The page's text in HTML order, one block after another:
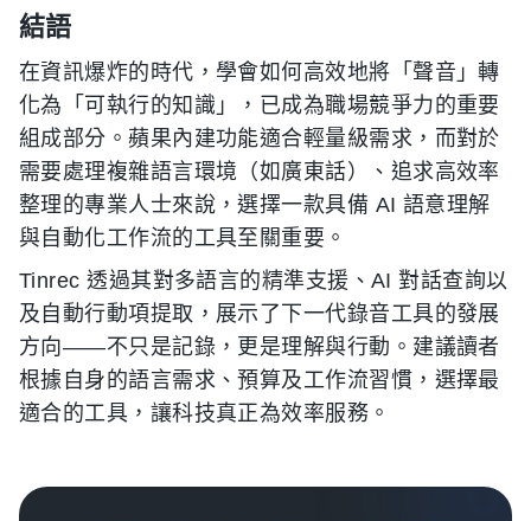
結語
在資訊爆炸的時代，學會如何高效地將「聲音」轉
化為「可執行的知識」，已成為職場競爭力的重要
組成部分。蘋果內建功能適合輕量級需求，而對於
需要處理複雜語言環境（如廣東話）、追求高效率
整理的專業人士來說，選擇一款具備 AI 語意理解
與自動化工作流的工具至關重要。
Tinrec 透過其對多語言的精準支援、AI 對話查詢以
及自動行動項提取，展示了下一代錄音工具的發展
方向——不只是記錄，更是理解與行動。建議讀者
根據自身的語言需求、預算及工作流習慣，選擇最
適合的工具，讓科技真正為效率服務。